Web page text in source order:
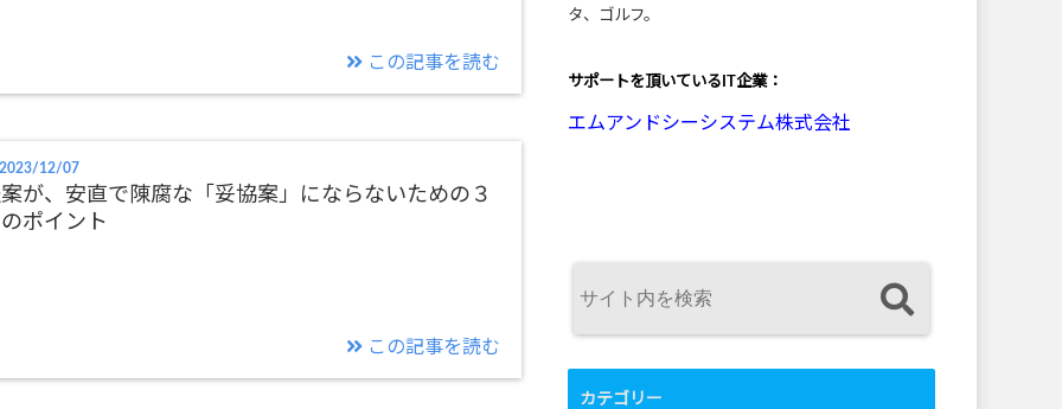
この記事を読む
12/07
が、安直で陳腐な「妥協案」にならないための３
ポイント
この記事を読む
タ、ゴルフ。
サポートを頂いている IT企業：
エムアンドシーシステム株式会社
カテゴリー